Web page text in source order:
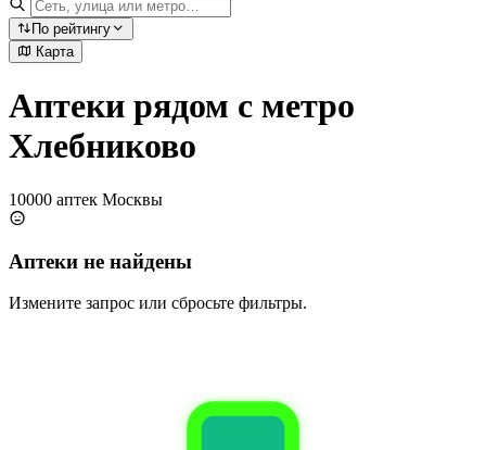
По рейтингу
Карта
Аптеки рядом с метро
Хлебниково
10000 аптек Москвы
Аптеки не найдены
Измените запрос или сбросьте фильтры.